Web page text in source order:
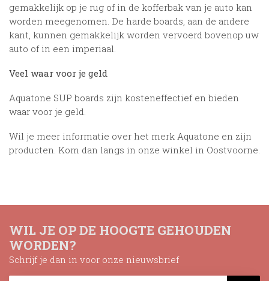
gemakkelijk op je rug of in de kofferbak van je auto kan
worden meegenomen. De harde boards, aan de andere
kant, kunnen gemakkelijk worden vervoerd bovenop uw
auto of in een imperiaal.
Veel waar voor je geld
Aquatone SUP boards zijn kosteneffectief en bieden
waar voor je geld.
Wil je meer informatie over het merk Aquatone en zijn
producten. Kom dan langs in onze winkel in Oostvoorne.
WIL JE OP DE HOOGTE GEHOUDEN
WORDEN?
Schrijf je dan in voor onze nieuwsbrief